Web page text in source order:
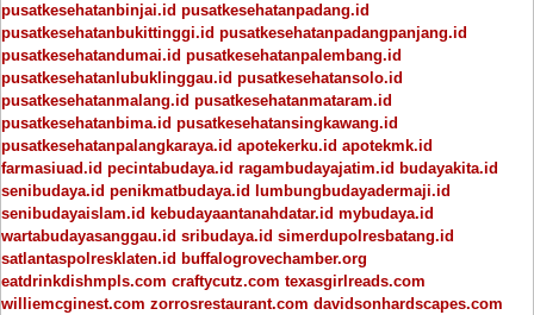
pusatkesehatanbinjai.id pusatkesehatanpadang.id
pusatkesehatanbukittinggi.id pusatkesehatanpadangpanjang.id
pusatkesehatandumai.id pusatkesehatanpalembang.id
pusatkesehatanlubuklinggau.id pusatkesehatansolo.id
pusatkesehatanmalang.id pusatkesehatanmataram.id
pusatkesehatanbima.id pusatkesehatansingkawang.id
pusatkesehatanpalangkaraya.id apotekerku.id apotekmk.id
farmasiuad.id pecintabudaya.id ragambudayajatim.id budayakita.id
senibudaya.id penikmatbudaya.id
lumbungbudayadermaji.id
senibudayaislam.id kebudayaantanahdatar.id mybudaya.id
wartabudayasanggau.id sribudaya.id simerdupolresbatang.id
satlantaspolresklaten.id buffalogrovechamber.org
eatdrinkdishmpls.com craftycutz.com texasgirlreads.com
williemcginest.com zorrosrestaurant.com davidsonhardscapes.com